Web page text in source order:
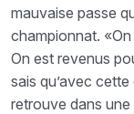
mauvaise passe
championnat.
On est revenus
sais qu’avec
retrouve dans